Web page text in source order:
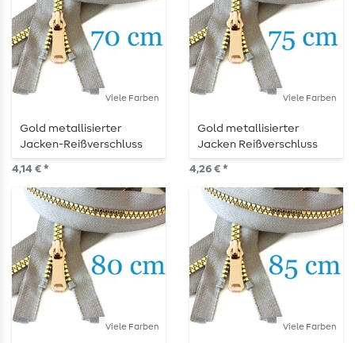
Viele Farben
Gold metallisierter
Jacken-Reißverschluss
teilbar 70 cm
4,14 € *
Viele Farben
Gold metallisierter
Jacken Reißverschluss
teilbar 75 cm
4,26 € *
Viele Farben Viele Farben